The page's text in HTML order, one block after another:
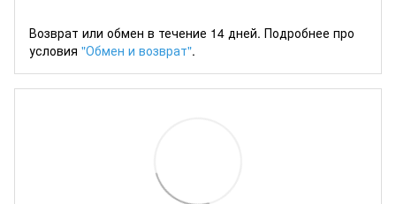
Возврат или обмен в течение 14 дней. Подробнее про
условия "Обмен и возврат".